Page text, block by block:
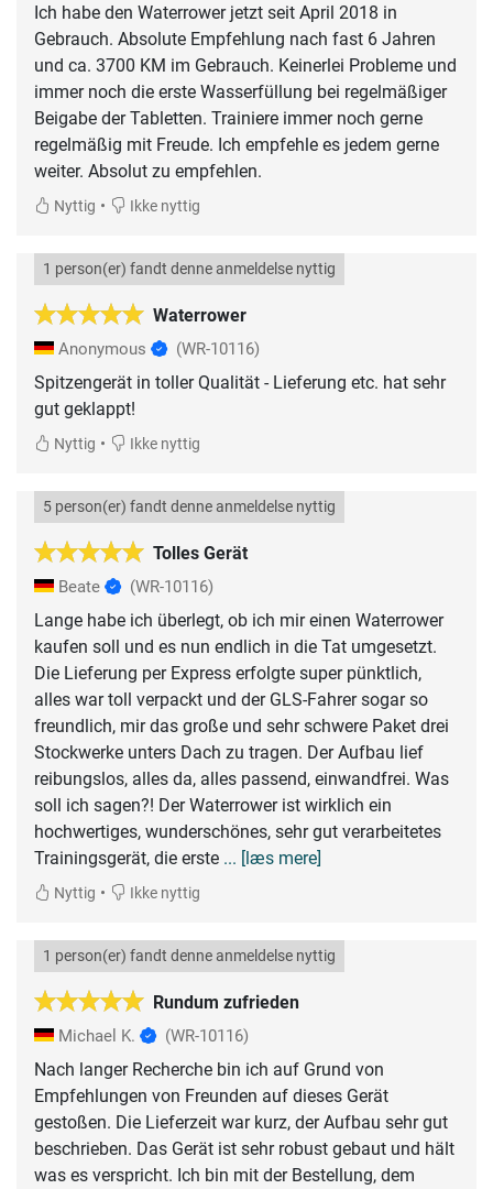
Ich habe den Waterrower jetzt seit April 2018 in
Gebrauch. Absolute Empfehlung nach fast 6 Jahren
und ca. 3700 KM im Gebrauch. Keinerlei Probleme und
immer noch die erste Wasserfüllung bei regelmäßiger
Beigabe der Tabletten. Trainiere immer noch gerne
regelmäßig mit Freude. Ich empfehle es jedem gerne
Nyttig • Ikke nyttig
Waterrower
1 person(er) fandt denne anmeldelse nyttig
Anonymous (WR-10116)
Spitzengerät in toller Qualität - Lieferung etc. hat sehr
gut geklappt!
Nyttig • Ikke nyttig
Tolles Gerät
5 person(er) fandt denne anmeldelse nyttig
Beate (WR-10116)
Lange habe ich überlegt, ob ich mir einen Waterrower
kaufen soll und es nun endlich in die Tat umgesetzt.
Die Lieferung per Express erfolgte super pünktlich,
alles war toll verpackt und der GLS-Fahrer sogar so
freundlich, mir das große und sehr schwere Paket drei
Stockwerke unters Dach zu tragen. Der Aufbau lief
reibungslos, alles da, alles passend, einwandfrei. Was
soll ich sagen?! Der Waterrower ist wirklich ein
hochwertiges, wunderschönes, sehr gut verarbeitetes
Trainingsgerät, die erste ... [læs mere]
Nyttig • Ikke nyttig
Rundum zufrieden
1 person(er) fandt denne anmeldelse nyttig
Michael K. (WR-10116)
Nach langer Recherche bin ich auf Grund von
Empfehlungen von Freunden auf dieses Gerät
gestoßen. Die Lieferzeit war kurz, der Aufbau sehr gut
beschrieben. Das Gerät ist sehr robust gebaut und hält
was es verspricht. Ich bin mit der Bestellung, dem